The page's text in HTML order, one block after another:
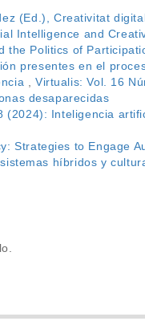
(Ed.), Creativitat
Intelligence and
the Politics of
presentes en el
Virtualis: Vol. 16
desaparecidas
(2024): Inteligencia
Strategies to Engage
híbridos y